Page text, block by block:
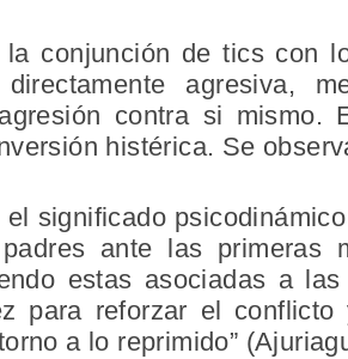
la conjunción de tics con
directamente agresiva,
contra si mismo.
histérica. Se
significado
ante las primeras
estas asociadas a
para reforzar el conflicto
a lo reprimido”